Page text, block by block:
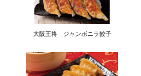
大阪王将 ジャンボニラ餃子